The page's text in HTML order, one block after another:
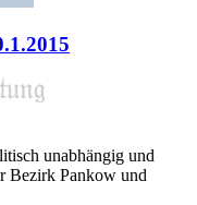
unabhängig und
Bezirk Pankow und